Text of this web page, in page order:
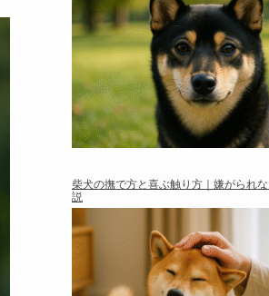
柴犬の撫で方と喜ぶ触り方｜嫌がられ
説